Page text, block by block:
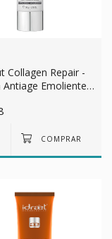
Collagen Repair -
Antiage Emoliente X